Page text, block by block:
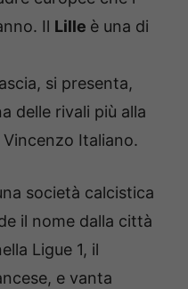
Il Lille è una di
si presenta,
delle rivali più alla
Vincenzo Italiano.
società calcistica
il nome dalla città
Ligue 1, il
e vanta